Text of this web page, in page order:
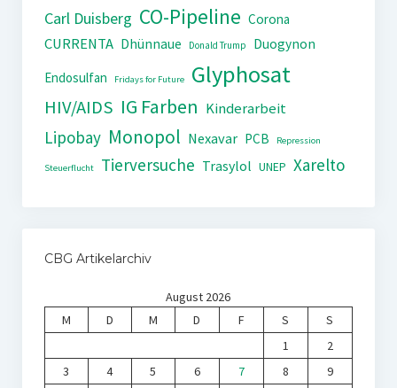
Carl Duisberg CO-Pipeline Corona
CURRENTA Dhünnaue Donald Trump
Duogynon
Endosulfan
Fridays for Future Glyphosat
HIV/AIDS IG Farben Kinderarbeit
Lipobay Monopol Nexavar PCB Repression
Steuerflucht Tierversuche Trasylol UNEP Xarelto
CBG Artikelarchiv
August 2026
M
D M D F S
S
1
2
3
4 5 6 7 8 9